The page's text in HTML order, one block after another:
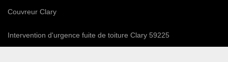
Couvreur Clary
Intervention d'urgence fuite de toiture Clary 59225